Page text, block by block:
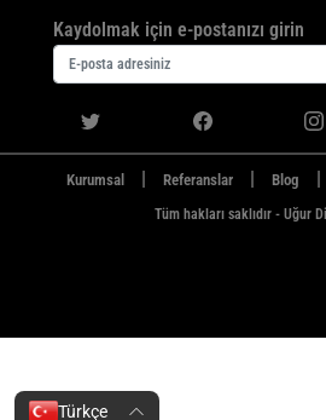
Türkçe
Kaydolmak için e-postanızı girin
Kurumsal | Referanslar | Blog |
Tüm hakları saklıdır - Uğur